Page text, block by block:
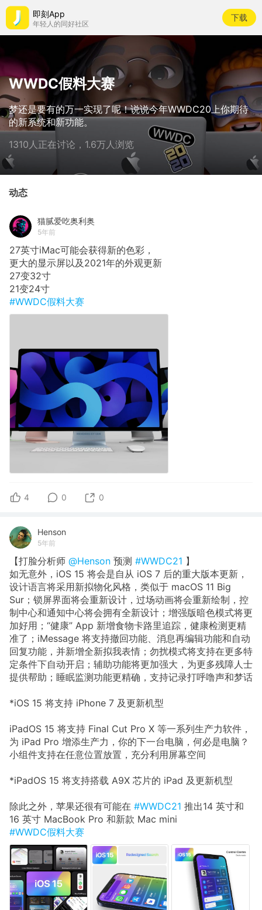
即刻App
年轻人的同好社区
下载
WWDC假料大赛
梦还是要有的万一实现了呢！说说今年WWDC20上你期待
的新系统和新功能。
1310人正在讨论，1.6万人浏览
动态
猫腻爱吃奥利奥
5年前
27英寸iMac可能会获得新的色彩，
更大的显示屏以及2021年的外观更新
27变32寸
21变24寸
#WWDC假料大赛
4 0 0
Henson
5年前
【打脸分析师 @Henson 预测 #WWDC21 】
如无意外，iOS 15 将会是自从 iOS 7 后的重大版本更新，
设计语言将采用新拟物化风格，类似于 macOS 11 Big
Sur；锁屏界面将会重新设计，过场动画将会重新绘制，控
制中心和通知中心将会拥有全新设计；增强版暗色模式将更
加好用；“健康” App 新增食物卡路里追踪，健康检测更精
准了；iMessage 将支持撤回功能、消息再编辑功能和自动
回复功能，并新增全新拟我表情；勿扰模式将支持在更多特
定条件下自动开启；辅助功能将更加强大，为更多残障人士
提供帮助；睡眠监测功能更精确，支持记录打呼噜声和梦话
*iOS 15 将支持 iPhone 7 及更新机型
iPadOS 15 将支持 Final Cut Pro X 等一系列生产力软件，
为 iPad Pro 增添生产力，你的下一台电脑，何必是电脑？
小组件支持在任意位置放置，充分利用屏幕空间
*iPadOS 15 将支持搭载 A9X 芯片的 iPad 及更新机型
除此之外，苹果还很有可能在 #WWDC21 推出14 英寸和
16 英寸 MacBook Pro 和新款 Mac mini
#WWDC假料大赛